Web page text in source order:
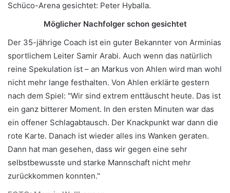
Schüco-Arena gesichtet: Peter Hyballa.
Möglicher Nachfolger schon gesichtet
Der 35-jährige Coach ist ein guter Bekannter von Arminias
sportlichem Leiter Samir Arabi. Auch wenn das natürlich
reine Spekulation ist – an Markus von Ahlen wird man wohl
nicht mehr lange festhalten. Von Ahlen erklärte gestern
nach dem Spiel: "Wir sind extrem enttäuscht heute. Das ist
ein ganz bitterer Moment. In den ersten Minuten war das
ein offener Schlagabtausch. Der Knackpunkt war dann die
rote Karte. Danach ist wieder alles ins Wanken geraten.
Dann hat man gesehen, dass wir gegen eine sehr
selbstbewusste und starke Mannschaft nicht mehr
zurückkommen konnten."